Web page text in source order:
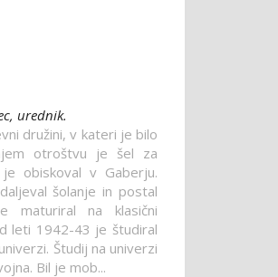
urednik.
družini, v kateri je bilo
otroštvu je šel za
obiskoval v Gaberju.
šolanje in postal
maturiral na klasični
leti 1942-43 je študiral
Študij na univerzi
Bil je mob...